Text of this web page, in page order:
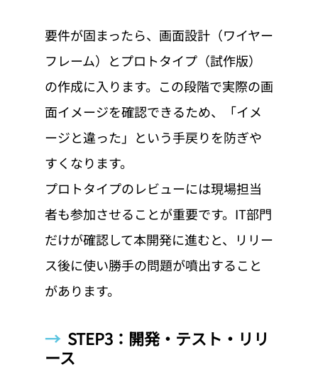
要件が固まったら、画面設計（ワイヤー
フレーム）とプロトタイプ（試作版）
の作成に入ります。この段階で実際の画
面イメージを確認できるため、「イメ
ージと違った」という手戻りを防ぎや
すくなります。
プロトタイプのレビューには現場担当
者も参加させることが重要です。IT部門
だけが確認して本開発に進むと、リリー
ス後に使い勝手の問題が噴出すること
があります。
→ STEP3：開発・テスト・リリ
ース